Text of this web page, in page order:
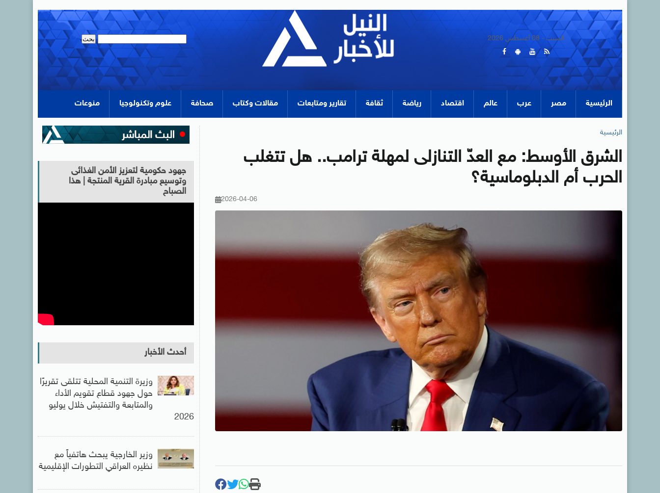
السبت - 08 أغسطس 2026
الرئيسية مصر عرب عالم اقتصاد رياضة ثقافة تقارير ومتابعات مقالات وكتاب صحافة علوم وتكنولوجيا منوعات
الرئيسية
الشرق الأوسط: مع العدّ التنازلى لمهلة ترامب.. هل تتغلب
الحرب أم الدبلوماسية؟
2026-04-06
جهود حكومية لتعزيز الأمن الغذائى
وتوسيع مبادرة القرية المنتجة | هذا
الصباح
أحدث الأخبار
وزيرة التنمية المحلية تتلقى تقريرًا
حول جهود قطاع تقويم الأداء
والمتابعة والتفتيش خلال يوليو
2026
وزير الخارجية يبحث هاتفياً مع
نظيره العراقي التطورات الإقليمية